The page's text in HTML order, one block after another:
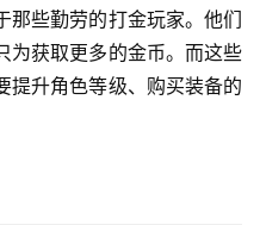
那些勤劳的打金玩家。他们
为获取更多的金币。而这些
提升角色等级、购买装备的